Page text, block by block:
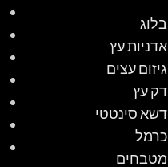
בלוג
אדניות עץ
גיזום עצים
דק עץ
דשא סינטטי
כרמל
מטבחים